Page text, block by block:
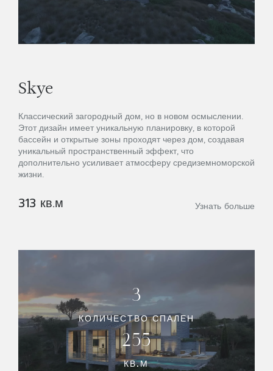
Skye
Классический загородный дом, но в новом осмыслении.
Этот дизайн имеет уникальную планировку, в которой
бассейн и открытые зоны проходят через дом, создавая
уникальный пространственный эффект, что
дополнительно усиливает атмосферу средиземноморской
жизни.
313 кв.м Узнать больше
3
КОЛИЧЕСТВО СПАЛЕН
255
КВ.М